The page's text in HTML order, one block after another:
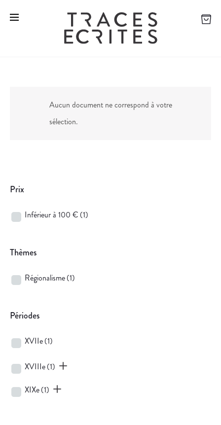
Aucun document ne correspond à votre
sélection.
Prix
Inférieur à 100 € (1)
Thèmes
Régionalisme(1)
Périodes
XVIIe(1)
XVIIIe(1)
XIXe(1)